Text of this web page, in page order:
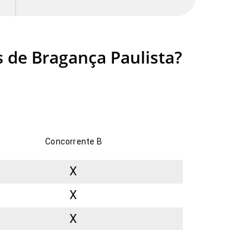
Bragança Paulista?
Concorrente B
X
X
X